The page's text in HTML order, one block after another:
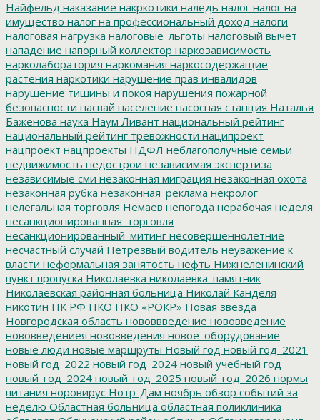
Найфельд наказание накркотики наледь налог налог на
имущество налог на профессиональный доход налоги
налоговая нагрузка налоговые_льготы налоговый вычет
нападение напорный коллектор наркозависимость
нарколаборатория наркомания наркосодержащие
растения наркотики нарушение прав инвалидов
нарушение тишины и покоя нарушения пожарной
безопасности насвай население насосная станция Наталья
Баженова наука Наум Ливант национальный рейтинг
национальный рейтинг тревожности наципроект
нацпроект нацпроекты НДФЛ неблагополучные семьи
недвижимость недострои независимая экспертиза
независимые сми незаконная миграция незаконная охота
незаконная рубка незаконная_реклама некролог
нелегальная торговля Немаев непогода нерабочая неделя
несанкционированная_торговля
несанкционированный_митинг несовершеннолетние
несчастный случай Нетрезвый водитель неуважение к
власти неформальная занятость нефть Нижнеленинский
пункт пропуска Николаевка николаевка_памятник
Николаевская районная больница Николай Канделя
никотин НК РФ НКО НКО «РОКР» Новая звезда
Новгородская область нововвведение нововведение
нововведениея нововведения новое_оборудование
новые люди новые маршруты Новый год новый год_2021
новый год_2022 новый год_2024 новый учебный год
новый_год_2024 новый_год_2025 новый_год_2026 нормы
питания норовирус Нотр-Дам ноябрь обзор событий за
неделю Областная больница областная поликлиника